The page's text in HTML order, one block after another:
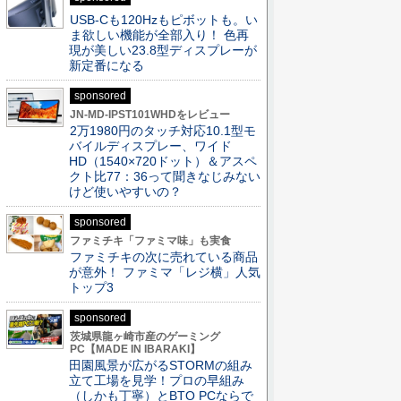
USB-Cも120Hzもピボットも。い
ま欲しい機能が全部入り！ 色再
現が美しい23.8型ディスプレーが
新定番になる
sponsored
JN-MD-IPST101WHDをレビュー
2万1980円のタッチ対応10.1型モ
バイルディスプレー、ワイド
HD（1540×720ドット）＆アスペ
クト比77：36って聞きなじみない
けど使いやすいの？
sponsored
ファミチキ「ファミマ味」も実食
ファミチキの次に売れている商品
が意外！ ファミマ「レジ横」人気
トップ3
sponsored
茨城県龍ヶ崎市産のゲーミング
PC【MADE IN IBARAKI】
田園風景が広がるSTORMの組み
立て工場を見学！プロの早組み
（しかも丁寧）とBTO PCならで